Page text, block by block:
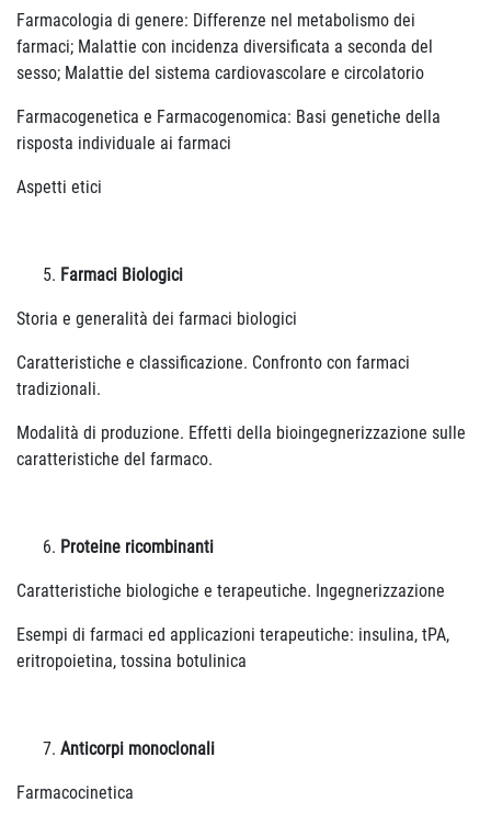
Farmacologia di genere: Differenze nel metabolismo dei
farmaci; Malattie con incidenza diversificata a seconda del
sesso; Malattie del sistema cardiovascolare e circolatorio
Farmacogenetica e Farmacogenomica: Basi genetiche della
risposta individuale ai farmaci
Aspetti etici
Farmaci Biologici
Storia e generalità dei farmaci biologici
Caratteristiche e classificazione. Confronto con farmaci
tradizionali.
Modalità di produzione. Effetti della bioingegnerizzazione sulle
caratteristiche del farmaco.
Proteine ricombinanti
Caratteristiche biologiche e terapeutiche. Ingegnerizzazione
Esempi di farmaci ed applicazioni terapeutiche: insulina, tPA,
eritropoietina, tossina botulinica
Anticorpi monoclonali
Farmacocinetica